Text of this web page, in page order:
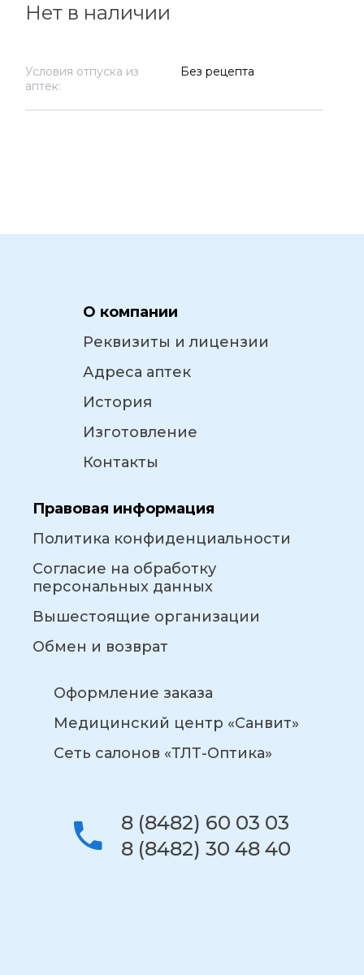
Нет в наличии
Условия отпуска из
аптек:
Без рецепта
О компании
Реквизиты и лицензии
Адреса аптек
История
Изготовление
Контакты
Правовая информация
Политика конфиденциальности
Согласие на обработку
персональных данных
Вышестоящие организации
Обмен и возврат
Оформление заказа
Медицинский центр «Санвит»
Сеть салонов «ТЛТ-Оптика»
8 (8482) 60 03 03
8 (8482) 30 48 40